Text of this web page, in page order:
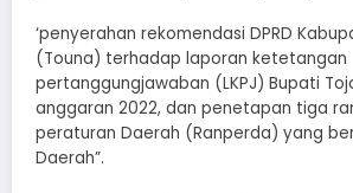
‘penyerahan rekomendasi DPRD
(Touna) terhadap laporan ketetangan
pertanggungjawaban (LKPJ) Bupati
anggaran 2022, dan penetapan tiga
peraturan Daerah (Ranperda) yang
Daerah”.